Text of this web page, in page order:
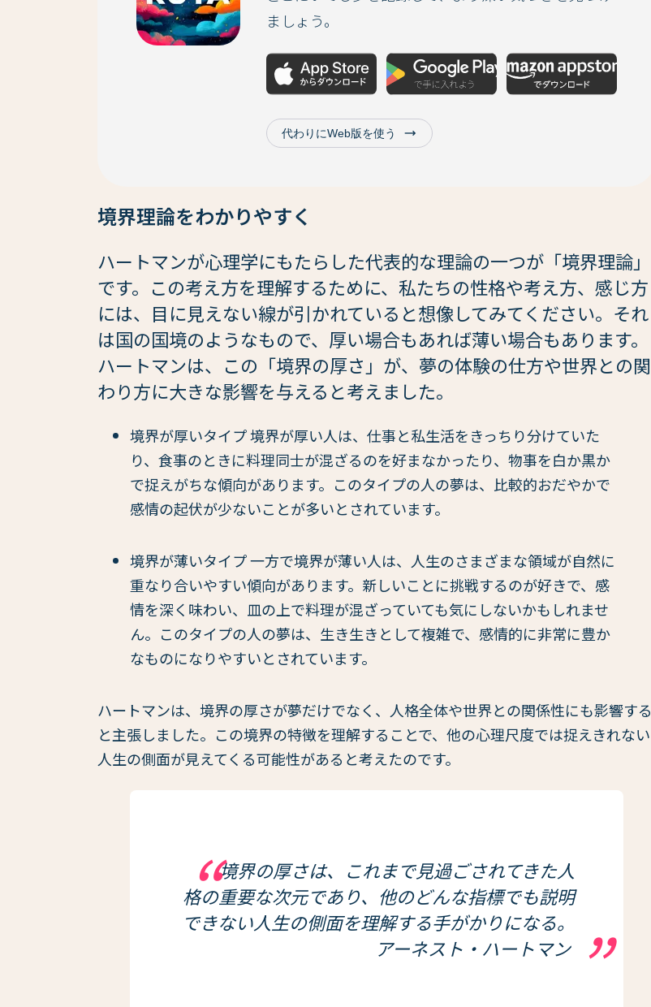
ましょう。
代わりにWeb版を使う trending_flat
境界理論をわかりやすく
ハートマンが心理学にもたらした代表的な理論の一つが「境界理論」
です。この考え方を理解するために、私たちの性格や考え方、感じ方
には、目に見えない線が引かれていると想像してみてください。それ
は国の国境のようなもので、厚い場合もあれば薄い場合もあります。
ハートマンは、この「境界の厚さ」が、夢の体験の仕方や世界との関
わり方に大きな影響を与えると考えました。
境界が厚いタイプ 境界が厚い人は、仕事と私生活をきっちり分けていた
り、食事のときに料理同士が混ざるのを好まなかったり、物事を白か黒か
で捉えがちな傾向があります。このタイプの人の夢は、比較的おだやかで
感情の起伏が少ないことが多いとされています。
境界が薄いタイプ 一方で境界が薄い人は、人生のさまざまな領域が自然に
重なり合いやすい傾向があります。新しいことに挑戦するのが好きで、感
情を深く味わい、皿の上で料理が混ざっていても気にしないかもしれませ
ん。このタイプの人の夢は、生き生きとして複雑で、感情的に非常に豊か
なものになりやすいとされています。
ハートマンは、境界の厚さが夢だけでなく、人格全体や世界との関係性にも影響する
と主張しました。この境界の特徴を理解することで、他の心理尺度では捉えきれない
人生の側面が見えてくる可能性があると考えたのです。
境界の厚さは、これまで見過ごされてきた人
格の重要な次元であり、他のどんな指標でも説明
できない人生の側面を理解する手がかりになる。
アーネスト・ハートマン